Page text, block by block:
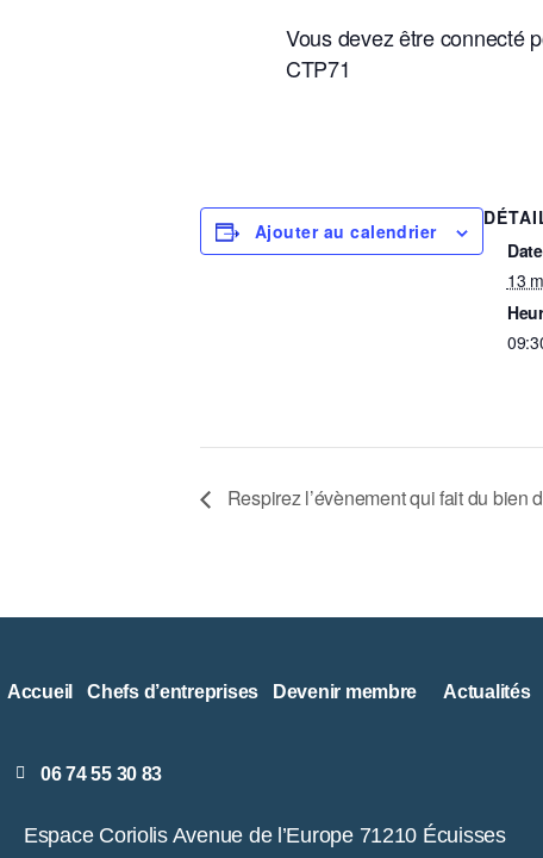
Vous devez être connecté
CTP71
Ajouter au calendrier
13
Respirez l’évènement qui fait du bien
Accueil Chefs d’entreprises Devenir membre Actualités
06 74 55 30 83
Espace Coriolis Avenue de l’Europe 71210 Écuisses